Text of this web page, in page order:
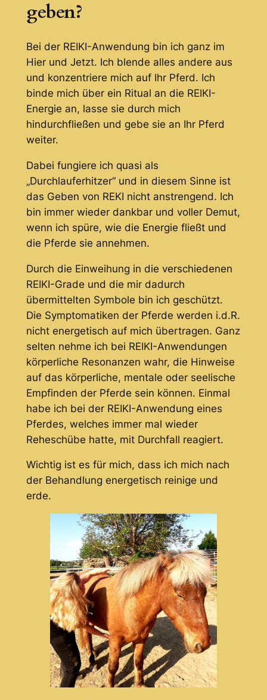
geben?
Bei der REIKI-Anwendung bin ich ganz im
Hier und Jetzt. Ich blende alles andere aus
und konzentriere mich auf Ihr Pferd. Ich
binde mich über ein Ritual an die REIKI-
Energie an, lasse sie durch mich
hindurchfließen und gebe sie an Ihr Pferd
weiter.
Dabei fungiere ich quasi als
„Durchlauferhitzer“ und in diesem Sinne ist
das Geben von REKI nicht anstrengend. Ich
bin immer wieder dankbar und voller Demut,
wenn ich spüre, wie die Energie fließt und
die Pferde sie annehmen.
Durch die Einweihung in die verschiedenen
REIKI-Grade und die mir dadurch
übermittelten Symbole bin ich geschützt.
Die Symptomatiken der Pferde werden i.d.R.
nicht energetisch auf mich übertragen. Ganz
selten nehme ich bei REIKI-Anwendungen
körperliche Resonanzen wahr, die Hinweise
auf das körperliche, mentale oder seelische
Empfinden der Pferde sein können. Einmal
habe ich bei der REIKI-Anwendung eines
Pferdes, welches immer mal wieder
Reheschübe hatte, mit Durchfall reagiert.
Wichtig ist es für mich, dass ich mich nach
der Behandlung energetisch reinige und
erde.